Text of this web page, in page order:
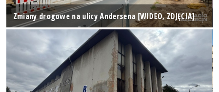
Zmiany drogowe na ulicy Andersena [WIDEO, ZDJĘCIA]